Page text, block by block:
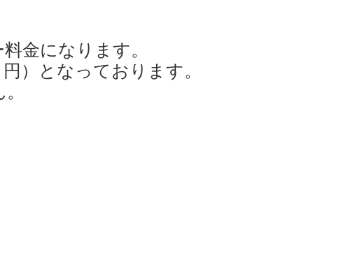
金になります。
）となっております。